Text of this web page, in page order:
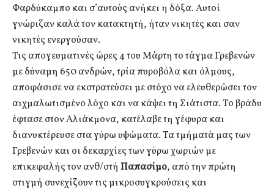
Φαρδύκαμπο και σ’αυτούς ανήκει η δόξα. Αυτοί
γνώριζαν καλά τον κατακτητή, ήταν νικητές και σαν
νικητές ενεργούσαν.
Τις απογευματινές ώρες 4 του Μάρτη το τάγμα Γρεβενών
με δύναμη 650 ανδρών, τρία πυροβόλα και όλμους,
αποφάσισε να εκστρατεύσει με στόχο να ελευθερώσει τον
αιχμαλωτισμένο λόχο και να κάψει τη Σιάτιστα. Το βράδυ
έφτασε στον Αλιάκμονα, κατέλαβε τη γέφυρα και
διανυκτέρευσε στα γύρω υψώματα. Τα τμήματά μας των
Γρεβενών και οι δεκαρχίες των γύρω χωριών με
επικεφαλής τον ανθ/στή Παπασίμο, από την πρώτη
στιγμή συνεχίζουν τις μικροσυγκρούσεις και